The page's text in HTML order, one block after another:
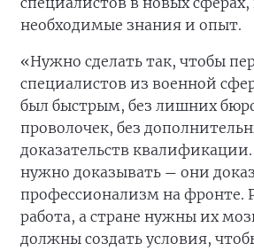
необходимые знания и опыт.
«Нужно сделать так, чтобы
специалистов из военной
был быстрым, без лишних
проволочек, без
доказательств
нужно доказывать — они
профессионализм на фронте.
работа, а стране нужны их
должны создать условия,